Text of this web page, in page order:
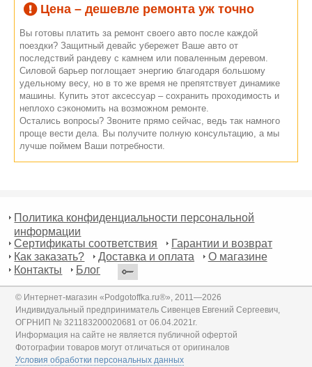
Цена – дешевле ремонта уж точно
Вы готовы платить за ремонт своего авто после каждой
поездки? Защитный девайс убережет Ваше авто от
последствий рандеву с камнем или поваленным деревом.
Силовой барьер поглощает энергию благодаря большому
удельному весу, но в то же время не препятствует динамике
машины. Купить этот аксессуар – сохранить проходимость и
неплохо сэкономить на возможном ремонте.
Остались вопросы? Звоните прямо сейчас, ведь так намного
проще вести дела. Вы получите полную консультацию, а мы
лучше поймем Ваши потребности.
Политика конфиденциальности персональной
информации
Сертификаты соответствия
Гарантии и возврат
Как заказать?
Доставка и оплата
О магазине
Контакты
Блог
© Интернет-магазин «Podgotoffka.ru®», 2011—2026
Индивидуальный предприниматель Сивенцев Евгений Сергеевич,
ОГРНИП № 321183200020681 от 06.04.2021г.
Информация на сайте не является публичной офертой
Фотографии товаров могут отличаться от оригиналов
Условия обработки персональных данных